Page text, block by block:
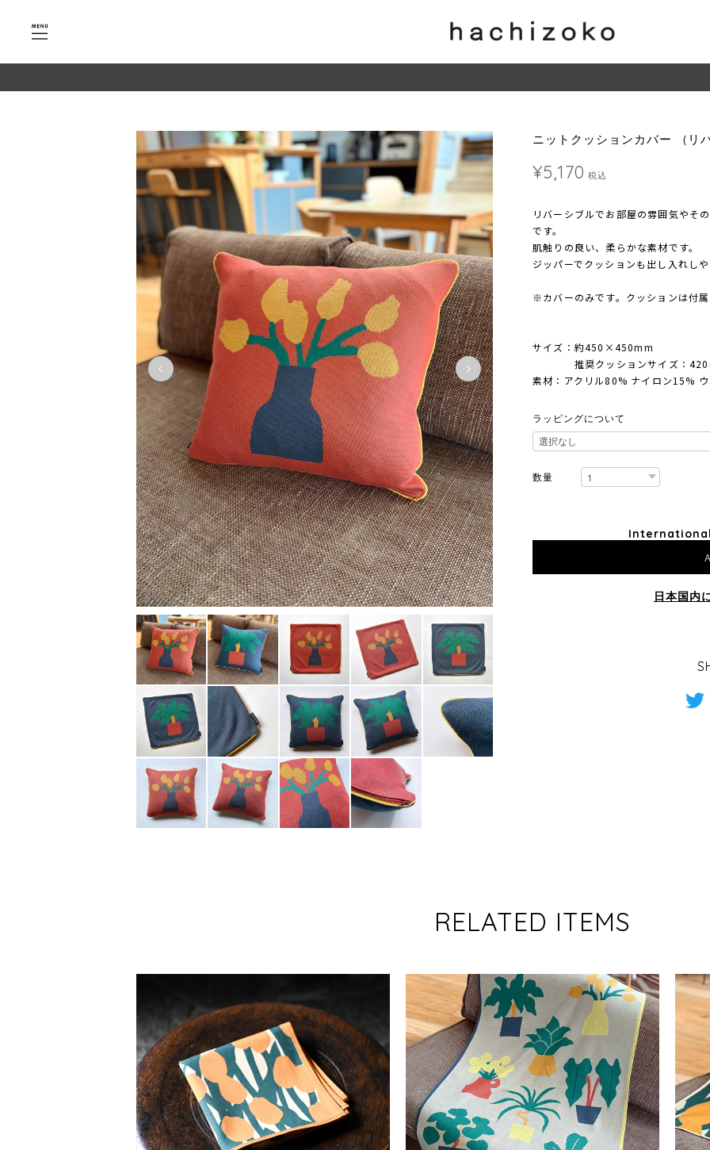
ニットクッションカバー （リ
¥5,170 税込
リバーシブルでお部屋の雰囲気やそ
です。
肌触りの良い、柔らかな素材です。
ジッパーでクッションも出し入れし
※カバーのみです。クッションは付
サイズ：約450×450mm
推奨クッションサイズ：
素材：アクリル80% ナイロン15%
ラッピングについて
数量
日本国内
RELATED ITEMS